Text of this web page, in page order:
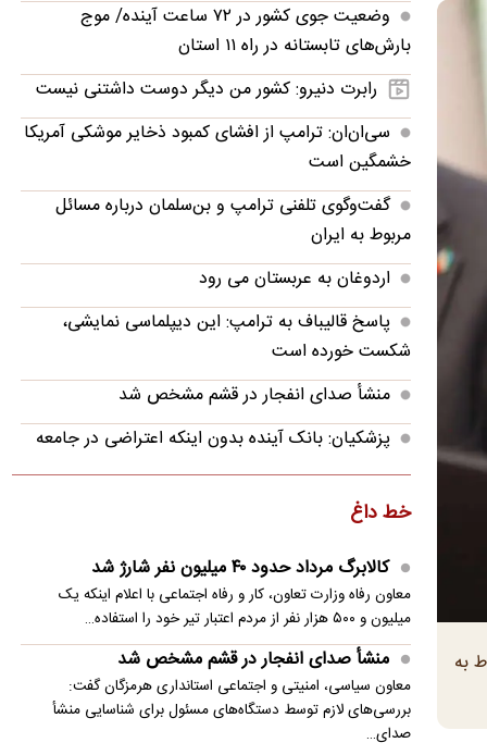
به
وضعیت جوی کشور در ۷۲ ساعت آینده/ موج
بارش‌های تابستانه در راه ۱۱ استان
رابرت دنیرو: کشور من دیگر دوست داشتنی نیست
سی‌ان‌ان: ترامپ از افشای کمبود ذخایر موشکی آمریکا
خشمگین است
گفت‌وگوی تلفنی ترامپ و بن‌سلمان درباره مسائل
مربوط به ایران
اردوغان به عربستان می رود
پاسخ قالیباف به ترامپ: این دیپلماسی نمایشی،
شکست خورده است
منشأ صدای انفجار در قشم مشخص شد
پزشکیان: بانک آینده بدون اینکه اعتراضی در جامعه
شکل بگیرد، بسته شد
پزشکیان: فشار خارجی در دولت چهاردهم به
پزشکیان: در ابتدای دولت با قطعی برق، آب و گاز
مواجه بودیم
معاون مرکز شرکت‌های دانش‌بنیان: توسعه فناوری،
مسیر رقابت‌پذیری صنعت قطعه‌سازی است
سنتکام: به محاصره دریایی ایران ادامه می دهیم
خط داغ
کالابرگ مرداد حدود ۴۰‌ میلیون نفر شارژ شد
معاون رفاه وزارت تعاون، کار و رفاه اجتماعی با اعلام اینکه یک
میلیون و ۵۰۰ هزار نفر از مردم اعتبار تیر خود را استفاده…
منشأ صدای انفجار در قشم مشخص شد
معاون سیاسی، امنیتی و اجتماعی استانداری هرمزگان گفت:
بررسی‌های لازم توسط دستگاه‌های مسئول برای شناسایی منشأ
صدای…